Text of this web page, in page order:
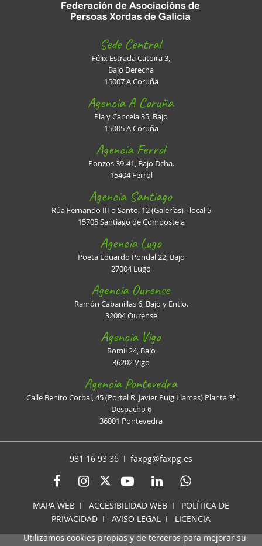
Sede Central
Félix Estrada Catoira 3,
Bajo Derecha
15007 A Coruña
Agencia A Coruña
Pla y Cancela 35, Bajo
15005 A Coruña
Agencia Ferrol
Ponzos 39-41, Bajo Dcha.
15404 Ferrol
Agencia Santiago
Rúa Fernando III o Santo, 12 (Galerías) - local 5
15705 Santiago de Compostela
Agencia Lugo
Poeta Eduardo Pondal 22, Bajo
27004 Lugo
Agencia Ourense
Ramón Cabanillas 6, Bajo y Entlo.
32004 Ourense
Agencia Vigo
Romil 24, Bajo
36202 Vigo
Agencia Pontevedra
Calle Benito Corbal, 45 (Portal R. Javier Puig Llamas) Planta 3ª
Despacho 6
36001 Pontevedra
981 16 93 36 I faxpg@faxpg.es
MAPA WEB I ACCESIBILIDAD WEB I POLÍTICA DE
PRIVACIDAD I AVISO LEGAL I LICENCIA
Utilizamos cookies propias y de terceros para mejorar su